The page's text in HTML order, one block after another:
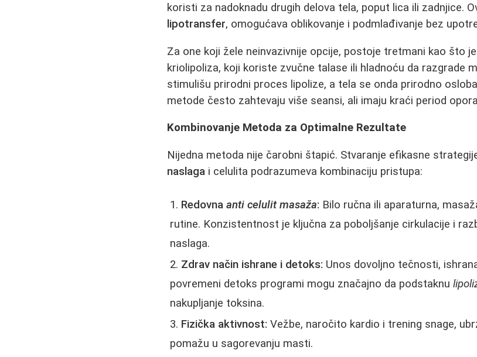
koristi za nadoknadu drugih delova tela, poput lica ili zadnjice.
lipotransfer, omogućava oblikovanje i podmlađivanje bez
Za one koji žele neinvazivnije opcije, postoje tretmani kao što
kriolipoliza, koji koriste zvučne talase ili hladnoću da razgrade
stimulišu prirodni proces lipolize, a tela se onda prirodno
metode često zahtevaju više seansi, ali imaju kraći period
Kombinovanje Metoda za Optimalne Rezultate
Nijedna metoda nije čarobni štapić. Stvaranje efikasne
naslaga i celulita podrazumeva kombinaciju pristupa:
Redovnaanti celulit masaža: Bilo ručna ili aparaturna,
rutine. Konzistentnost je ključna za poboljšanje cirkulacije i
naslaga.
Zdrav način ishrane i detoks: Unos dovoljno tečnosti,
povremeni detoks programi mogu značajno da podstaknu
nakupljanje toksina.
Fizička aktivnost: Vežbe, naročito kardio i trening snage,
pomažu u sagorevanju masti.